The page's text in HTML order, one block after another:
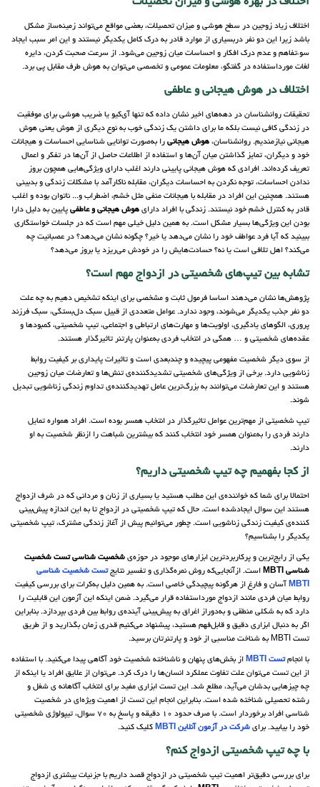
اختلاف در بهره هوشی و میزان تحصیلات
اختلاف زیاد زوجین در سطح هوشی و میزان تحصیلات، بعضی مواقع می‌تواند زمینه‌ساز مشکل
باشد زیرا این دو نفر دربسیاری از موارد قادر به درک کامل یکدیگر نیستند و این امر سبب ایجاد
سوءتفاهم و عدم درک افکار و احساسات میان زوجین می‌شود. از سرعت صحبت کردن، دایره
لغات مورداستفاده در گفتگو، معلومات عمومی و تخصصی می‌توان به هوش طرف مقابل پی برد.
اختلاف در هوش هیجانی و عاطفی
تحقیقات روانشناسان در دهه‌های اخیر نشان داده که تنها آی‌کیو یا ضریب هوشی برای موفقیت
در زندگی کافی نیست بلکه ما برای داشتن یک زندگی خوب به نوع دیگری از هوش یعنی هوش
هیجانی نیازمندیم. روانشناسان، هوش هیجانی را به‌صورت توانایی شناسایی احساسات و هیجانات
خود و دیگران، تمایز گذاشتن میان آن‌ها و استفاده از اطلاعات حاصل از آن‌ها در تفکر و اعمال
تعریف کرده‌اند. افرادی که هوش هیجانی پایینی دارند اغلب دارای ویژگی‌هایی همچون بروز
ندادن احساسات، توجه نکردن به احساسات دیگران، مقابله ناکارآمد با مشکلات زندگی و بدبینی
هستند. همچنین این افراد در مقابله با هیجانات منفی مثل خشم، اضطراب و... ناتوان بوده و اغلب
قادر به کنترل خشم خود نیستند. زندگی با افراد دارای هوش هیجانی و عاطفی پایین به دلیل دارا
بودن این ویژگی‌ها بسیار مشکل است. به همین دلیل خیلی مهم است که در جلسات خواستگاری
ببینید که آیا فرد عواطف خود را نشان می‌دهد یا خیر؟ چگونه نشان می‌دهد؟ در عصبانیت چه
می‌کند؟ اهل تلافی است یا نه؟ حسادت‌هایش را در خودش می‌ریزد یا بروز می‌دهد؟
تشابه بین تیپ‌های شخصیتی در ازدواج مهم است؟
پژوهش‌ها نشان می‌دهند اساسا فرمول ثابت و مشخصی برای اینکه تشخیص دهیم به چه علت
دو نفر جذب یکدیگر می‌شوند، وجود ندارد. عوامل متعددی از قبیل سبک دل‌بستگی، سبک فرزند
پروری، الگوهای یادگیری، اولویت‌ها و مهارت‌های ارتباطی و اجتماعی، تیپ شخصیتی، کمبودها و
عقده‌های شخصیتی و … همگی در انتخاب فردی به‌عنوان پارتنر تاثیرگذار هستند.
از سوی دیگر شخصیت مفهومی پیچیده و چندبعدی است و تاثیرات پایداری بر کیفیت روابط
زناشویی دارد. برخی از ویژگی‌های شخصیتی تشدیدکننده‌ی تنش‌ها و تعارضات میان زوجین
هستند و این تعارضات می‌توانند به بزرگ‌ترین عامل تهدیدکننده‌ی تداوم زندگی زناشویی تبدیل
شوند.
تیپ شخصیتی از مهم‌ترین عوامل تاثیرگذار در انتخاب همسر بوده است. افراد همواره تمایل
دارند فردی را به‌عنوان همسر خود انتخاب کنند که بیشترین شباهت را ازنظر شخصیت به او
دارند.
از کجا بفهمیم چه تیپ شخصیتی داریم؟
احتمالا برای شما که خواننده‌ی این مطلب هستید یا بسیاری از زنان و مردانی که در شرف ازدواج
هستند این سوال ایجادشده است. حال که تیپ شخصیتی در ازدواج تا به این اندازه پیش‌بینی
کننده‌ی کیفیت زندگی زناشویی است. چطور می‌توانیم پیش از آغاز زندگی مشترک، تیپ شخصیتی
یکدیگر را بشناسیم؟
یکی از رایج‌ترین و پرکاربردترین ابزارهای موجود در حوزه‌ی شخصیت شناسی تست شخصیت
شناسی MBTI
است. ازآنجایی‌که روش نمره‌گذاری و تفسیر نتایج تست شخصیت شناسی
MBTI آسان و فارغ از هرگونه پیچیدگی خاصی است. به همین دلیل به‌کرات برای بررسی کیفیت
روابط میان فردی مانند ازدواج مورداستفاده قرار می‌گیرد. ضمن اینکه این آزمون این قابلیت را
دارد که به شکلی منطقی و به‌دوراز اغراق به پیش‌بینی آینده‌ی روابط بین فردی بپردازد. بنابراین
اگر به دنبال ابزاری دقیق و قابل‌فهم هستید، پیشنهاد می‌کنیم قدری زمان بگذارید و از طریق
تست MBTI به شناخت مناسبی از خود و پارتنرتان برسید.
با انجامتست MBTI
از بخش‌های پنهان و ناشناخته شخصیت خود آگاهی پیدا می‌کنید. با استفاده
از این تست می‌توان علت تفاوت عملکرد انسان‌ها را درک کرد. می‌توان از علایق افراد یا اینکه از
چه چیزهایی بدشان می‌آید، مطلع شد. این تست ابزاری مفید برای انتخاب آگاهانه ی شغل و
رشته تحصیلی شناخته شده است. بنابراین انجام این تست از اهمیت ویژه‌ای در شخصیت
شناسی افراد برخوردار است. با صرف حدود 10 دقیقه و پاسخ به 70 سوال، تیپولوژی شخصیتی
خود را بیابید. برای شرکت در آزمون آنلاین MBTI کلیک کنید.
با چه تیپ شخصیتی ازدواج کنم؟
برای بررسی دقیق‌تر اهمیت تیپ شخصیتی در ازدواج قصد داریم با جزئیات بیشتری ازدواج